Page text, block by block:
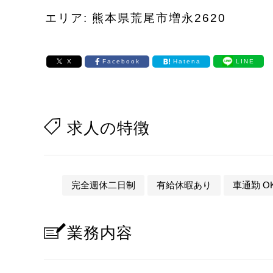
エリア: 熊本県荒尾市増永2620
X Facebook Hatena LINE
求人の特徴
完全週休二日制 有給休暇あり 車通勤
業務内容